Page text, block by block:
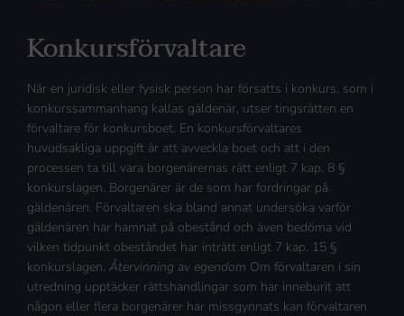
Konkursförvaltare
När en juridisk eller fysisk person har försatts i konkurs, som i
konkurssammanhang kallas gäldenär, utser tingsrätten en
förvaltare för konkursboet. En konkursförvaltares
huvudsakliga uppgift är att avveckla boet och att i den
processen ta till vara borgenärernas rätt enligt 7 kap. 8 §
konkurslagen. Borgenärer är de som har fordringar på
gäldenären. Förvaltaren ska bland annat undersöka varför
gäldenären har hamnat på obestånd och även bedöma vid
vilken tidpunkt obeståndet har inträtt enligt 7 kap. 15 §
konkurslagen. Återvinning av egendom Om förvaltaren i sin
utredning upptäcker rättshandlingar som har inneburit att
någon eller flera borgenärer har missgynnats kan förvaltaren